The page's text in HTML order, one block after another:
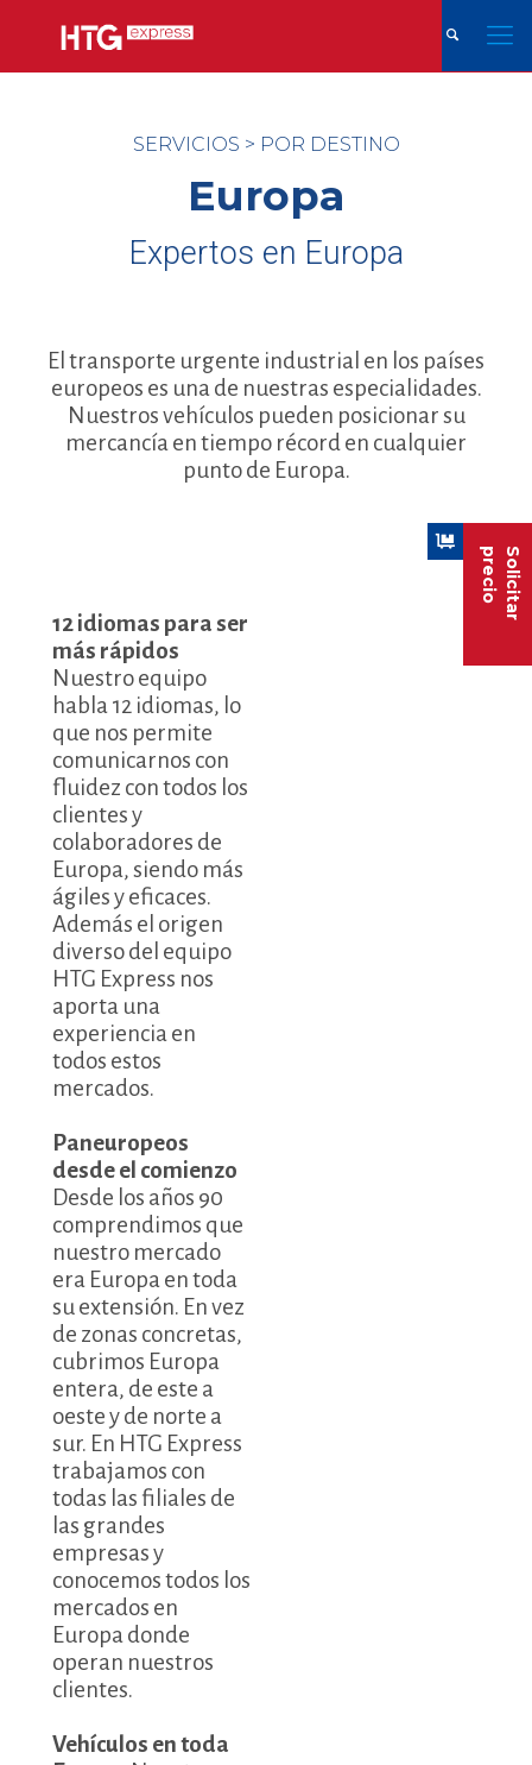
Solicitar
precio
SERVICIOS > POR DESTINO
Europa
Expertos en Europa
El transporte urgente industrial en los países
europeos es una de nuestras especialidades.
Nuestros vehículos pueden posicionar su
mercancía en tiempo récord en cualquier
punto de Europa.
12 idiomas para ser
más rápidos
Nuestro equipo
habla 12 idiomas, lo
que nos permite
comunicarnos con
fluidez con todos los
clientes y
colaboradores de
Europa, siendo más
ágiles y eficaces.
Además el origen
diverso del equipo
HTG Express nos
aporta una
experiencia en
todos estos
mercados.
Paneuropeos
desde el comienzo
Desde los años 90
comprendimos que
nuestro mercado
era Europa en toda
su extensión. En vez
de zonas concretas,
cubrimos Europa
entera, de este a
oeste y de norte a
sur. En HTG Express
trabajamos con
todas las filiales de
las grandes
empresas y
conocemos todos los
mercados en
Europa donde
operan nuestros
clientes.
Vehículos en toda